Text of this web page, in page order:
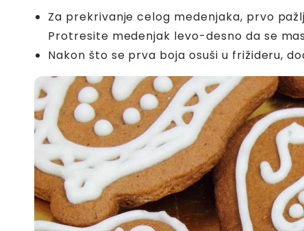
Za prekrivanje celog medenjaka, prvo
Protresite medenjak levo-desno da se
Nakon što se prva boja osuši u frižideru,